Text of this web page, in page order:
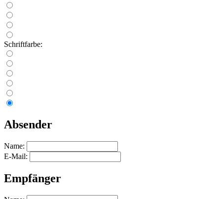
Schriftfarbe:
Absender
Name:
E-Mail:
Empfänger